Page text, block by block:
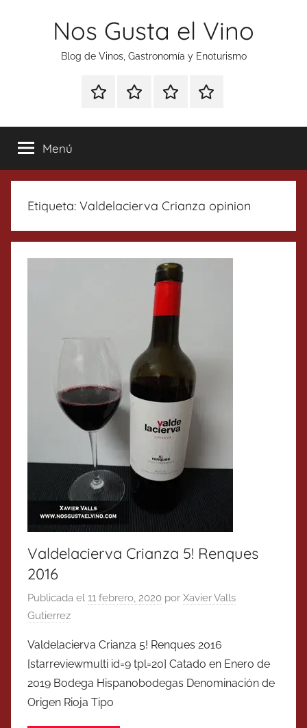
Nos Gusta el Vino
Blog de Vinos, Gastronomía y Enoturismo
Especial
Tonics
Enoturismo
Gastronomía
RankingContacto
Menú
Etiqueta: Valdelacierva Crianza opinion
Valdelacierva Crianza 5! Renques
2016
Publicada el 11 febrero, 2020 por Xavier Valls
Gutierrez
Valdelacierva Crianza 5! Renques 2016
[starreviewmulti id=9 tpl=20] Catado en Enero de
2019 Bodega Hispanobodegas Denominación de
Origen Rioja Tipo